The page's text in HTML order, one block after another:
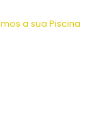
a sua Piscina